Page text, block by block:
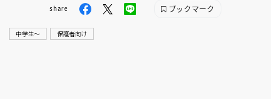
share ブックマーク
中学生〜 保護者向け